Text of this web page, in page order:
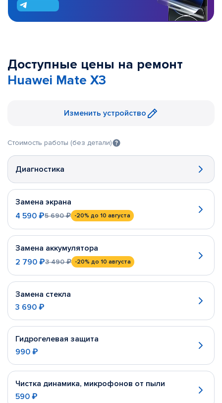
Доступные цены на ремонт
Huawei Mate X3
Изменить устройство
Стоимость работы (без детали)
Диагностика
Замена экрана
4 590 ₽5 690 ₽ -20% до 10 августа
Замена аккумулятора
2 790 ₽3 490 ₽ -20% до 10 августа
Замена стекла
3 690 ₽
Гидрогелевая защита
990 ₽
Чистка динамика, микрофонов от пыли
590 ₽